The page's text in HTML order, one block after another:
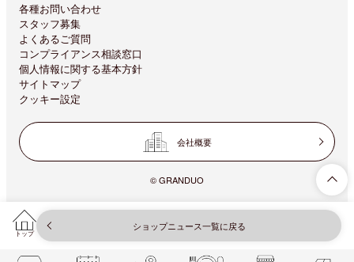
各種お問い合わせ
スタッフ募集
よくあるご質問
コンプライアンス相談窓口
個人情報に関する基本方針
サイトマップ
クッキー設定
会社概要
© GRANDUO
トップ
ショップニュース一覧に戻る